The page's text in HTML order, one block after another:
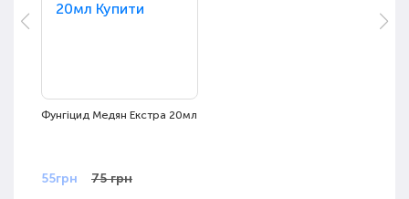
Фунгіцид Медян Екстра 20мл
55грн 75 грн